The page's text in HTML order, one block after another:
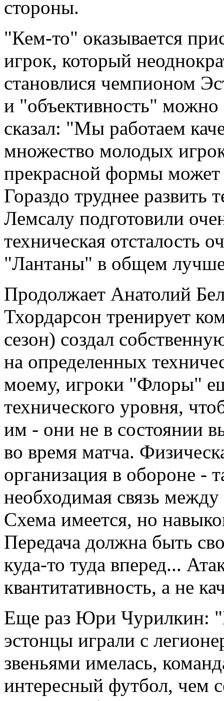
стороны.
"Кем-то" оказывается
игрок, который
становлися чемпионом
и "объективность" можно
сказал: "Мы работаем
множество молодых
прекрасной формы
Гораздо труднее развить
Лемсалу подготовили
техническая отсталость
"Лантаны" в общем
Продолжает Анатолий
Тхордарсон тренирует
сезон) создал
на определенных
моему, игроки "Флоры"
технического уровня,
им - они не в состоянии
во время матча.
организация в обороне -
необходимая связь
Схема имеется, но
Передача должна быть
куда-то туда вперед...
квантитативность, а не
Еще раз Юри Чурилкин:
эстонцы играли с
звеньями имелась,
интересный футбол, чем